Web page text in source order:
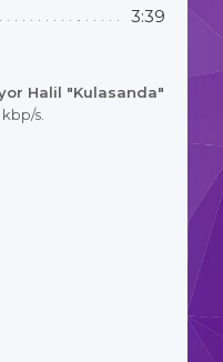
3:39
Halil "Kulasanda"
s.